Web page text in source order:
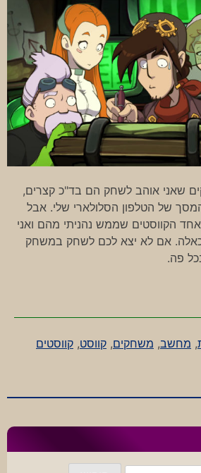
שאני אוהב לשחק הם בד"כ קצרים,
של הטלפון הסלולארי שלי. אבל
אחד הקווסטים שממש נהניתי מהם ואני
כאלה. אם לא יצא לכם לשחק במשחק
פה.
, מחשב, משחקים, קווסט, קווסטים